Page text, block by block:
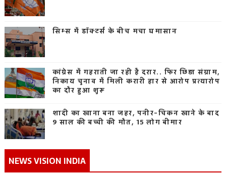
सिम्स में डॉक्टर्स के बीच मचा घमासान
कांग्रेस में गहराती जा रही है दरार.. फिर छिड़ा संग्राम,
निकाय चुनाव में मिली करारी हार से आरोप प्रत्यारोप
का दौर हुआ शुरू
शादी का खाना बना जहर, पनीर-चिकन खाने के बाद
9 साल की बच्ची की मौत, 15 लोग बीमार
NEWS VISION INDIA